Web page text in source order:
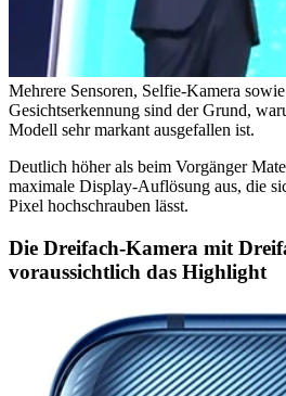
Mehrere Sensoren, Selfie-Kamera
Gesichtserkennung sind der Grund,
Modell sehr markant ausgefallen ist.
Deutlich höher als beim Vorgänger
maximale Display-Auflösung aus, die
Pixel hochschrauben lässt.
Die Dreifach-Kamera mit
voraussichtlich das Highlight